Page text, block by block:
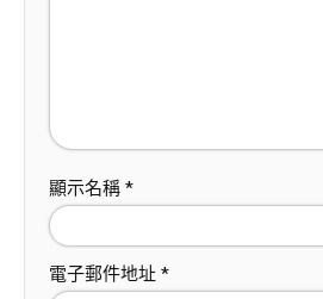
顯示名稱 *
電子郵件地址 *